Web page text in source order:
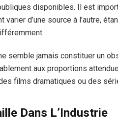
disponibles. Il est
d’une source à l’autre,
semble jamais constituer un
aux proportions
films dramatiques ou des
Dans L’Industrie